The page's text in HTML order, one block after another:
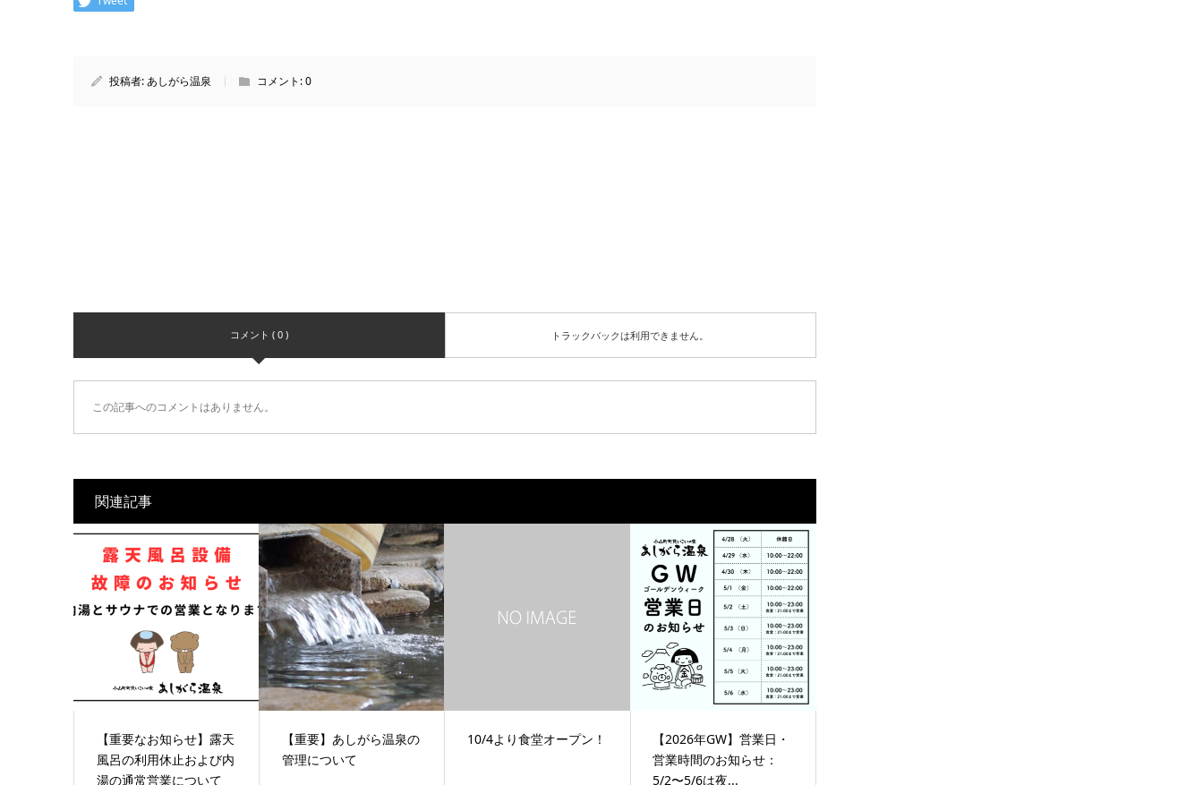
投稿者:あしがら温泉 コメント:0
コメント ( 0 ) トラックバックは利用できません。
この記事へのコメントはありません。
関連記事
【重要なお知らせ】露天
風呂の利用休止および内
湯の通常営業について
【重要】あしがら温泉の
管理について
10/4より食堂オープン！
【2026年GW】営業日・
営業時間のお知らせ：
5/2〜5/6は夜...